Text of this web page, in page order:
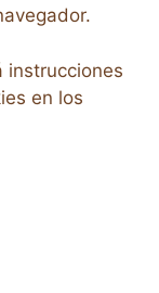
instrucciones
en los